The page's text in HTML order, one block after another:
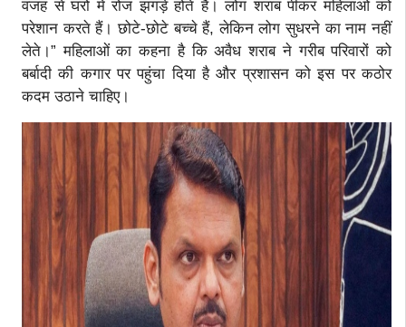
वजह से घरों में रोज झगड़े होते हैं। लोग शराब पीकर महिलाओं को
परेशान करते हैं। छोटे-छोटे बच्चे हैं, लेकिन लोग सुधरने का नाम नहीं
लेते।” महिलाओं का कहना है कि अवैध शराब ने गरीब परिवारों को
बर्बादी की कगार पर पहुंचा दिया है और प्रशासन को इस पर कठोर
कदम उठाने चाहिए।